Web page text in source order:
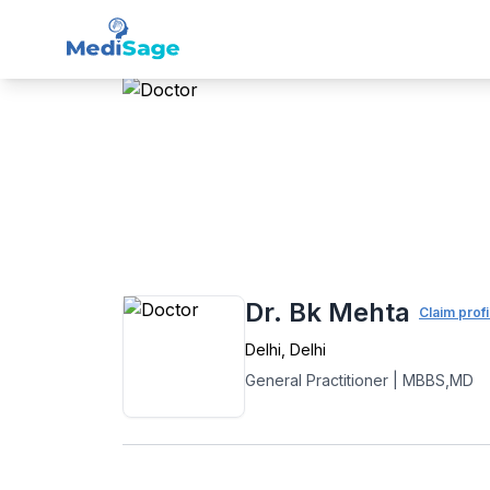
Dr. Bk Mehta Claim
Delhi Delhi
General Practitioner
MBBS,MD